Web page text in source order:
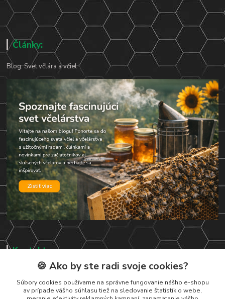
Články:
Blog: Svet včlára a včiel
Kontakty
Zákaznická podpora
+421 919 037 687
Po – Pi 8:00 – 17:00
🍪 Ako by ste radi svoje cookies?
Súbory cookies používame na správne fungovanie nášho e-shopu
av prípade vášho súhlasu tiež na sledovanie štatistík o webe,